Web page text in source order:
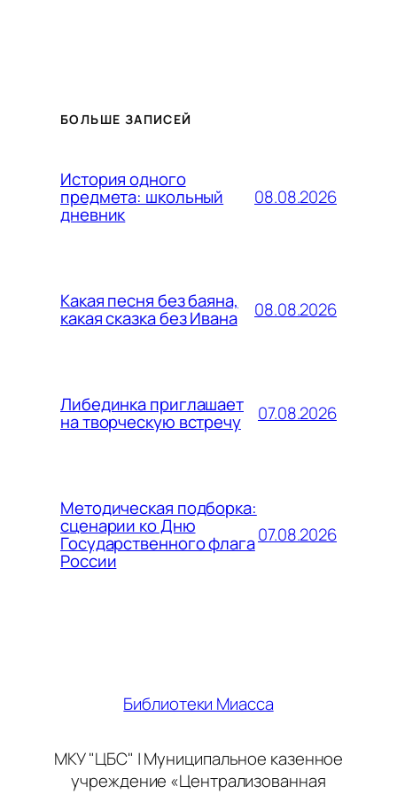
БОЛЬШЕ ЗАПИСЕЙ
История одного
предмета: школьный
дневник
08.08.2026
Какая песня без баяна,
какая сказка без Ивана 08.08.2026
Либединка приглашает
на творческую встречу 07.08.2026
Методическая подборка:
сценарии ко Дню
Государственного флага
России
07.08.2026
Библиотеки Миасса
МКУ "ЦБС" | Муниципальное казенное
учреждение «Централизованная